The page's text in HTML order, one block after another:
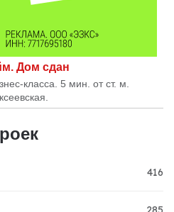
Дом сдан
класса. 5 мин. от ст. м.
416